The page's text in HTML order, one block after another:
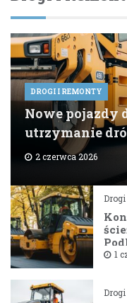
DROGI I REMONTY
Nowe pojazdy
utrzymanie
2 czerwca 2026
1